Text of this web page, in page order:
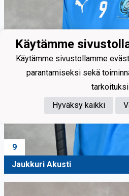
9
Jaukkuri Akusti
Käytämme
Käytämme sivustollamme
parantamiseksi sekä
Hyväksy kaikki